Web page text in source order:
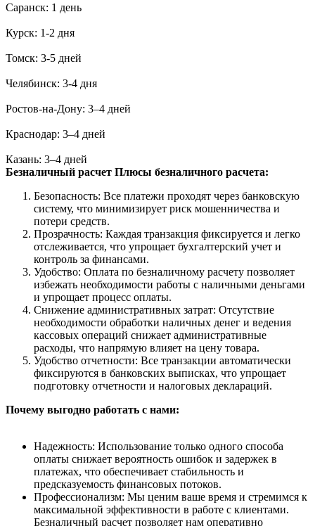
Саранск: 1 день
Курск: 1-2 дня
Томск: 3-5 дней
Челябинск: 3-4 дня
Ростов-на-Дону: 3–4 дней
Краснодар: 3–4 дней
Казань: 3–4 дней
Безналичный расчет Плюсы безналичного расчета:
Безопасность: Все платежи проходят через банковскую
систему, что минимизирует риск мошенничества и
потери средств.
Прозрачность: Каждая транзакция фиксируется и легко
отслеживается, что упрощает бухгалтерский учет и
контроль за финансами.
Удобство: Оплата по безналичному расчету позволяет
избежать необходимости работы с наличными деньгами
и упрощает процесс оплаты.
Снижение административных затрат: Отсутствие
необходимости обработки наличных денег и ведения
кассовых операций снижает административные
расходы, что напрямую влияет на цену товара.
Удобство отчетности: Все транзакции автоматически
фиксируются в банковских выписках, что упрощает
подготовку отчетности и налоговых деклараций.
Почему выгодно работать с нами:
Надежность: Использование только одного способа
оплаты снижает вероятность ошибок и задержек в
платежах, что обеспечивает стабильность и
предсказуемость финансовых потоков.
Профессионализм: Мы ценим ваше время и стремимся к
максимальной эффективности в работе с клиентами.
Безналичный расчет позволяет нам оперативно